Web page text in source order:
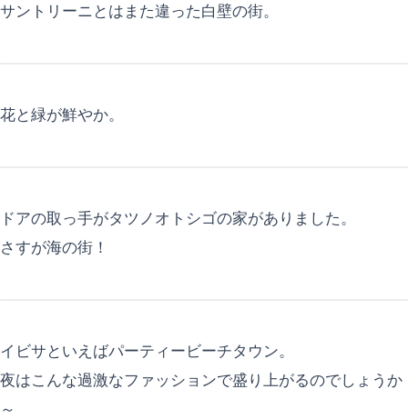
サントリーニとはまた違った白壁の街。
花と緑が鮮やか。
ドアの取っ手がタツノオトシゴの家がありました。
さすが海の街！
イビサといえばパーティービーチタウン。
夜はこんな過激なファッションで盛り上がるのでしょうか
～